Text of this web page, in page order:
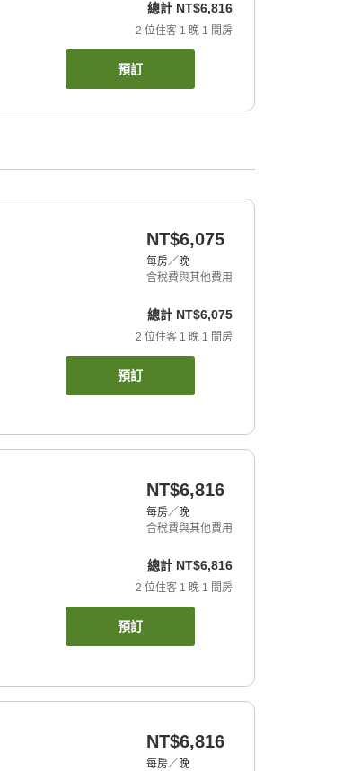
總計 NT$6,816
2 位住客 1 晚 1 間房
預訂
NT$6,075
每房／晚
含稅費與其他費用
總計 NT$6,075
2 位住客 1 晚 1 間房
預訂
NT$6,816
每房／晚
含稅費與其他費用
總計 NT$6,816
2 位住客 1 晚 1 間房
預訂
NT$6,816
每房／晚